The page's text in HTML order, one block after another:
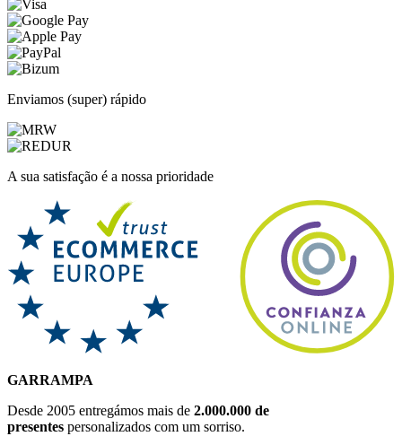
Enviamos (super) rápido
A sua satisfação é a nossa prioridade
GARRAMPA
Desde 2005 entregámos mais de 2.000.000 de
presentes personalizados com um sorriso.